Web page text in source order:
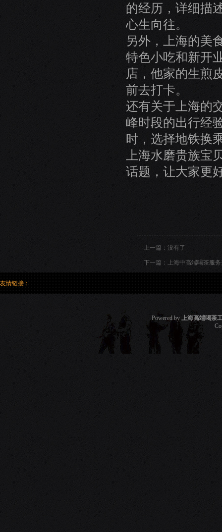
的经历，详细描
心生向往。
另外，上海的美
特色小吃和新开
店，他家的生煎
前去打卡。
还有关于上海的
峰时段的出行经
时，选择地铁换
上海水磨贵族宝
话题，让大家更
上一篇：没有了
下一篇： 上海中高端喝茶服
友情链接：
Powered by 上海高端喝茶